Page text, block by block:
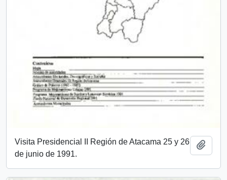
Visita Presidencial II Región de Atacama 25 y 26
de junio de 1991.